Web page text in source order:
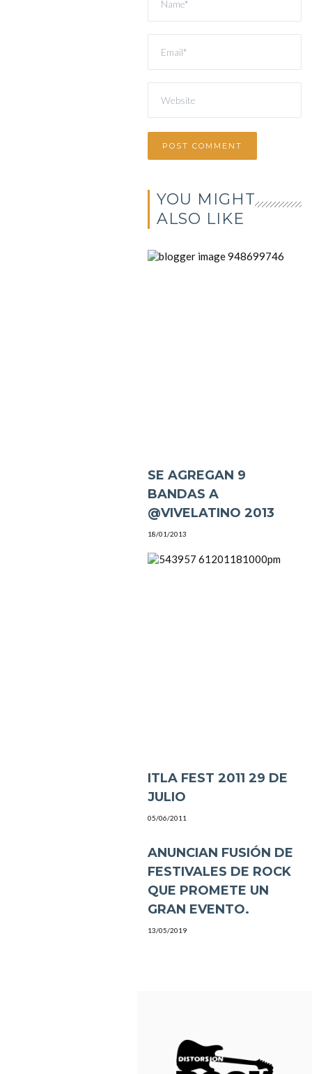
YOU MIGHT
ALSO LIKE
SE AGREGAN 9
BANDAS A
@VIVELATINO 2013
18/01/2013
ITLA FEST 2011 29 DE
JULIO
05/06/2011
ANUNCIAN FUSIÓN DE
FESTIVALES DE ROCK
QUE PROMETE UN
GRAN EVENTO.
13/05/2019